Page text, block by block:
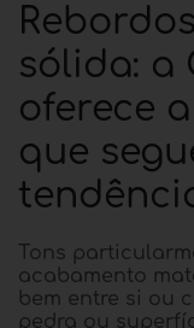
sólida: a
oferece
que
Tons
acabamento
bem entre si ou
pedra ou